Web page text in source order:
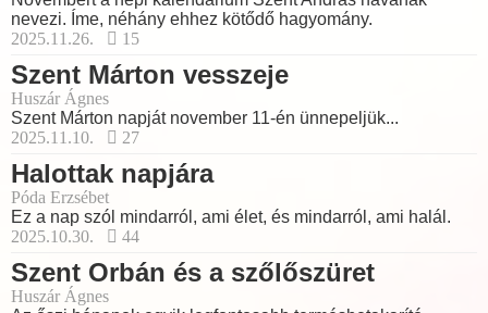
nevezi. Íme, néhány ehhez kötődő hagyomány.
2025.11.26.
15
Szent Márton vesszeje
Huszár Ágnes
Szent Márton napját november 11-én ünnepeljük...
2025.11.10.
27
Halottak napjára
Póda Erzsébet
Ez a nap szól mindarról, ami élet, és mindarról, ami halál.
2025.10.30.
44
Szent Orbán és a szőlőszüret
Huszár Ágnes